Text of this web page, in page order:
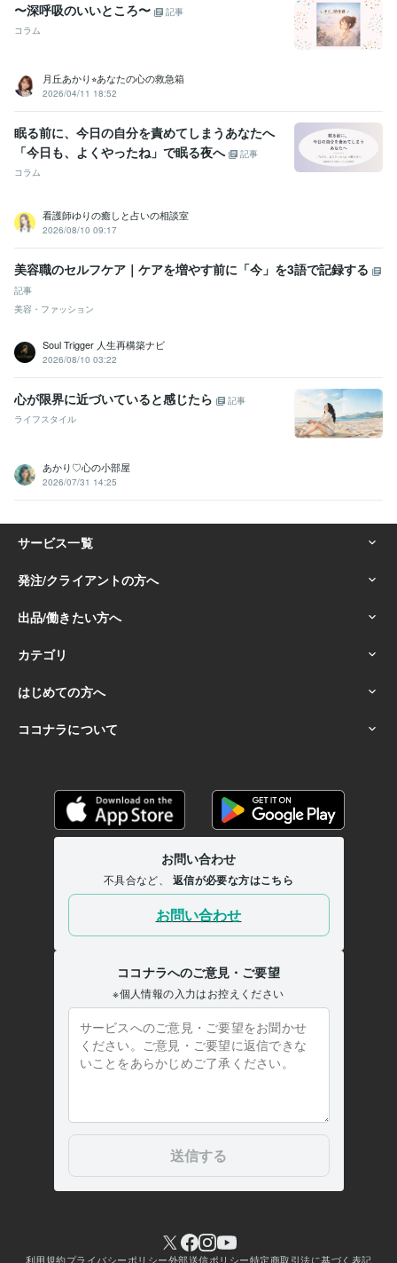
〜深呼吸のいいところ〜
記事
コラム
月丘あかり⭐︎あなたの心の救急箱
2026/04/11 18:52
眠る前に、今日の自分を責めてしまうあなたへ
「今日も、よくやったね」で眠る夜へ
記事
コラム
看護師ゆりの癒しと占いの相談室
2026/08/10 09:17
美容職のセルフケア｜ケアを増やす前に「今」を3語で記録する
記事
美容・ファッション
Soul Trigger 人生再構築ナビ
2026/08/10 03:22
心が限界に近づいていると感じたら
記事
ライフスタイル
あかり♡心の小部屋
2026/07/31 14:25